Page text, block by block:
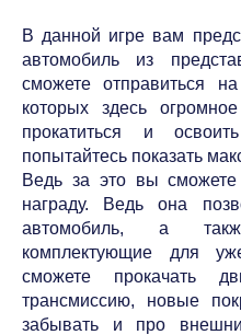
В данной игре вам
автомобиль из
сможете отправиться
которых здесь
прокатиться и
попытайтесь показать
Ведь за это вы
награду. Ведь она
автомобиль, а
комплектующие для
сможете прокачать
трансмиссию, новые
забывать и про